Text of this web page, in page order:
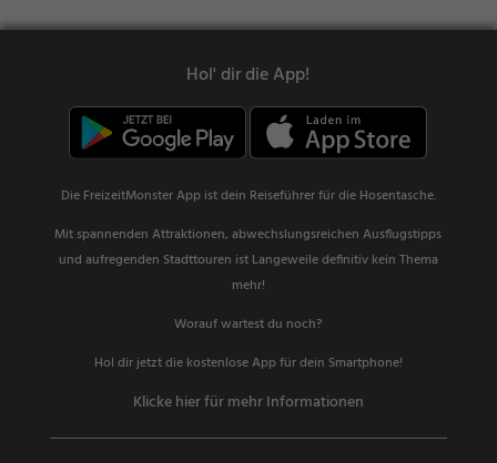
Hol' dir die App!
Die FreizeitMonster App ist dein Reiseführer für die Hosentasche.
Mit spannenden Attraktionen, abwechslungsreichen Ausflugstipps
und aufregenden Stadttouren ist Langeweile definitiv kein Thema
mehr!
Worauf wartest du noch?
Hol dir jetzt die kostenlose App für dein Smartphone!
Klicke hier für mehr Informationen